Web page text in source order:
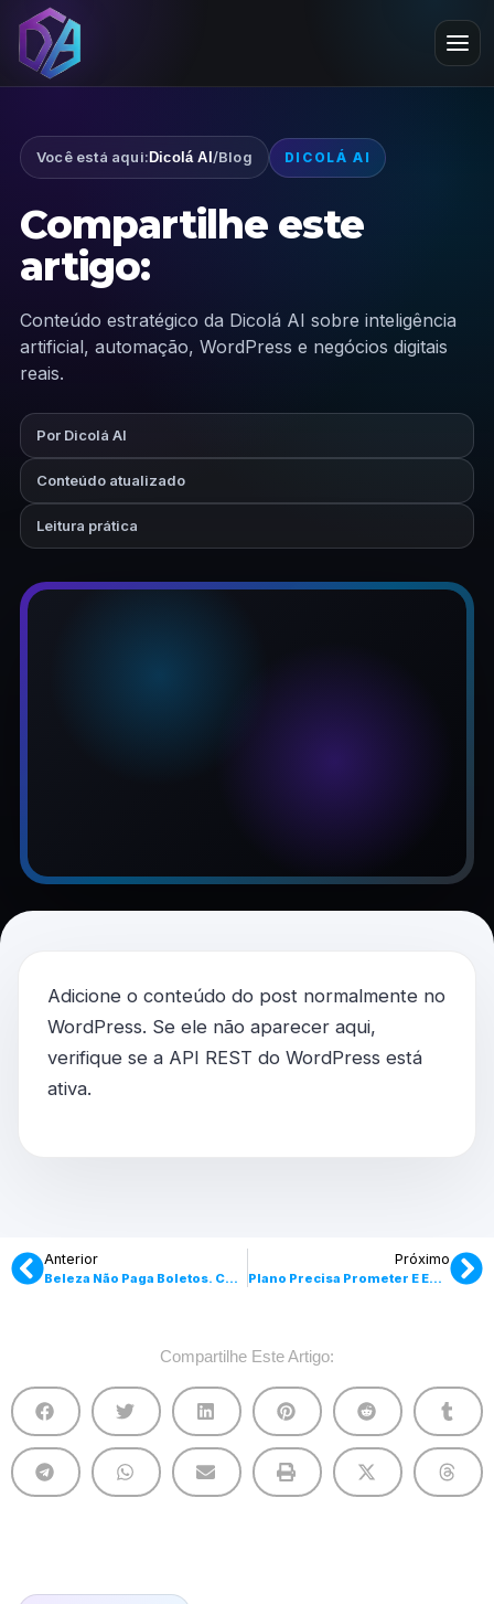
Você está aqui: Dicolá AI /Blog DICOLÁ AI
Compartilhe este
artigo:
Conteúdo estratégico da Dicolá AI sobre inteligência
artificial, automação, WordPress e negócios digitais
reais.
Por Dicolá AI
Conteúdo atualizado
Leitura prática
Adicione o conteúdo do post normalmente no
WordPress. Se ele não aparecer aqui,
verifique se a API REST do WordPress está
ativa.
Anterior
Beleza Não Paga Boletos. Conversão Sim.
Próximo
Plano Precisa Prometer E Entregar Ritmo.
Compartilhe Este Artigo: